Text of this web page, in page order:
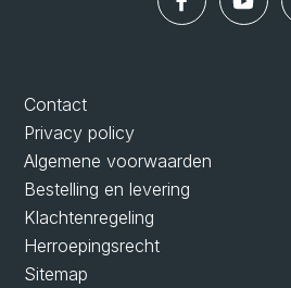
Contact
Privacy policy
Algemene voorwaarden
Bestelling en levering
Klachtenregeling
Herroepingsrecht
Sitemap